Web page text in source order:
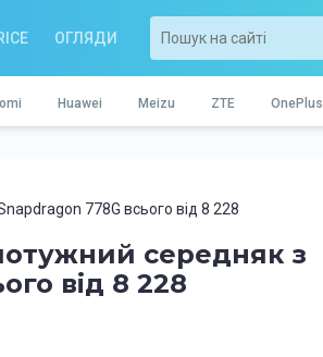
ОГЛЯДИ
Huawei Meizu ZTE OnePlus
778G всього від 8 228
середняк з
від 8 228